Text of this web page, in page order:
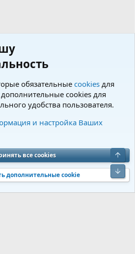
и правила
Помощь
S
S
® © 2010-2026 XenForo Ltd. Перевод от
MediaSites
обязательные cookies для
дополнительные cookies для
удобства пользователя.
и настройка Ваших
все cookies
дополнительные cookie
Верх
Низ